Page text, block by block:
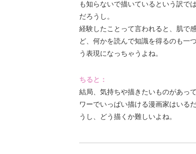
も知らないで描いているという訳で
だろうし。
経験したことって言われると、肌で
ど、何かを読んで知識を得るのも一
う表現になっちゃうよね。
ちると：
結局、気持ちや描きたいものがあっ
ワーでいっぱい描ける漫画家はいる
うし、どう描くか難しいよね。